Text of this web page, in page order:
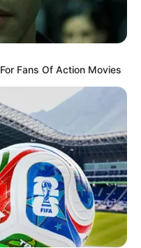
Fans Of Action Movies